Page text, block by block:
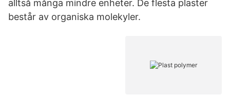
alltså många mindre enheter. De flesta plaster
består av organiska molekyler.